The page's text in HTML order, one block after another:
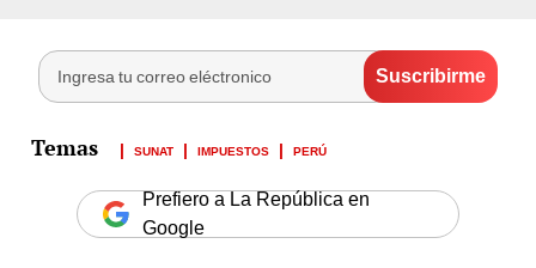
SUNAT IMPUESTOS PERÚ
Prefiero a La República en
Google